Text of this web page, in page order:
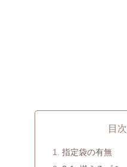
目次
指定袋の有無